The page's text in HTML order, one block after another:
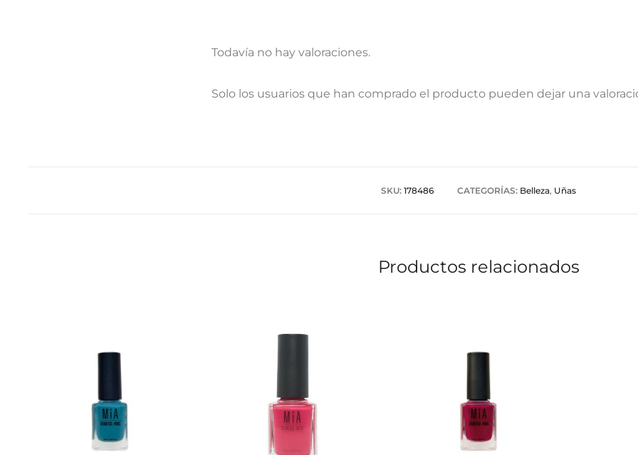
V
Todavía no hay valoraciones.
Solo los usuarios que han comprado el producto pueden dejar una
SKU: 178486 CATEGORÍAS: Belleza, Uñas
Productos relacionados